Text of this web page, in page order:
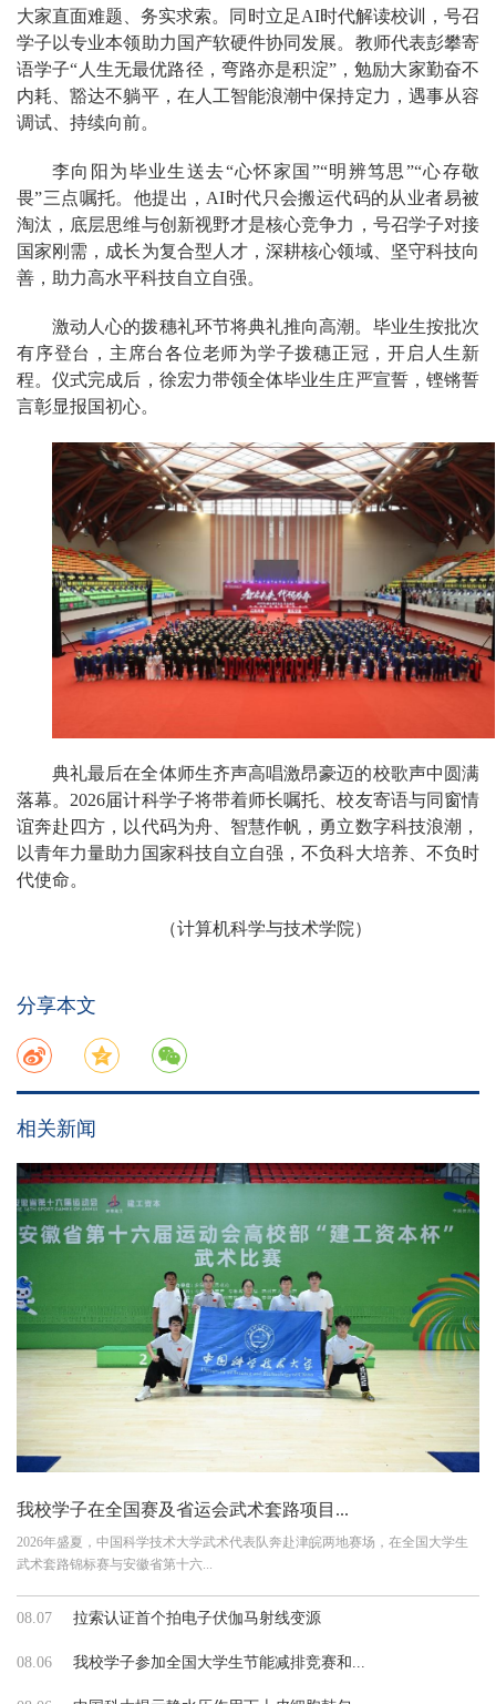
大家直面难题、务实求索。同时立足AI时代解读校训，号召
学子以专业本领助力国产软硬件协同发展。教师代表彭攀寄
语学子“人生无最优路径，弯路亦是积淀”，勉励大家勤奋不
内耗、豁达不躺平，在人工智能浪潮中保持定力，遇事从容
调试、持续向前。
李向阳为毕业生送去“心怀家国”“明辨笃思”“心存敬
畏”三点嘱托。他提出，AI时代只会搬运代码的从业者易被
淘汰，底层思维与创新视野才是核心竞争力，号召学子对接
国家刚需，成长为复合型人才，深耕核心领域、坚守科技向
善，助力高水平科技自立自强。
激动人心的拨穗礼环节将典礼推向高潮。毕业生按批次
有序登台，主席台各位老师为学子拨穗正冠，开启人生新
程。仪式完成后，徐宏力带领全体毕业生庄严宣誓，铿锵誓
言彰显报国初心。
典礼最后在全体师生齐声高唱激昂豪迈的校歌声中圆满
落幕。2026届计科学子将带着师长嘱托、校友寄语与同窗情
谊奔赴四方，以代码为舟、智慧作帆，勇立数字科技浪潮，
以青年力量助力国家科技自立自强，不负科大培养、不负时
代使命。
（计算机科学与技术学院）
分享本文
相关新闻
我校学子在全国赛及省运会武术套路项目...
2026年盛夏，中国科学技术大学武术代表队奔赴津皖两地赛场，在全国大学生
武术套路锦标赛与安徽省第十六...
08.07 拉索认证首个拍电子伏伽马射线变源
08.06 我校学子参加全国大学生节能减排竞赛和...